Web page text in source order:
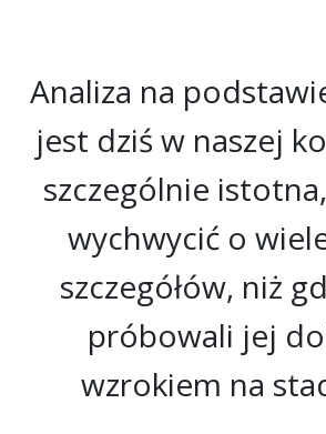
Analiza na
jest dziś w naszej
szczególnie
wychwycić o
szczegółów, niż
próbowali jej
wzrokiem na